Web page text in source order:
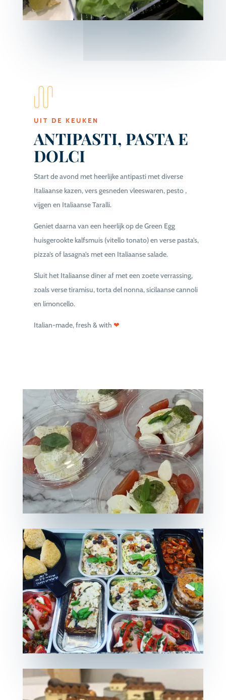
UIT DE KEUKEN
ANTIPASTI, PASTA E
DOLCI
Start de avond met heerlijke antipasti met diverse
Italiaanse kazen, vers gesneden vleeswaren, pesto ,
vijgen en Italiaanse Taralli.
Geniet daarna van een heerlijk op de Green Egg
huisgerookte kalfsmuis (vitello tonato) en verse pasta’s,
pizza’s of lasagna’s met een Italiaanse salade.
Sluit het Italiaanse diner af met een zoete verrassing,
zoals verse tiramisu, torta del nonna, sicilaanse cannoli
en limoncello.
Italian-made, fresh & with❤